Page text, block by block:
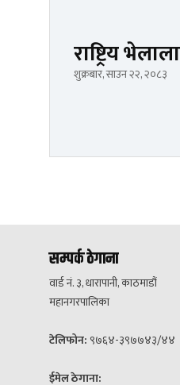
राष्ट्रिय
शुक्रबार, साउन २२, २०८३
सम्पर्क ठेगाना
वार्ड नं. ३, धारापानी, काठमाडौं
महानगरपालिका
टेलिफोन: ९७६४-३९७७४३/४४
ईमेल ठेगाना: